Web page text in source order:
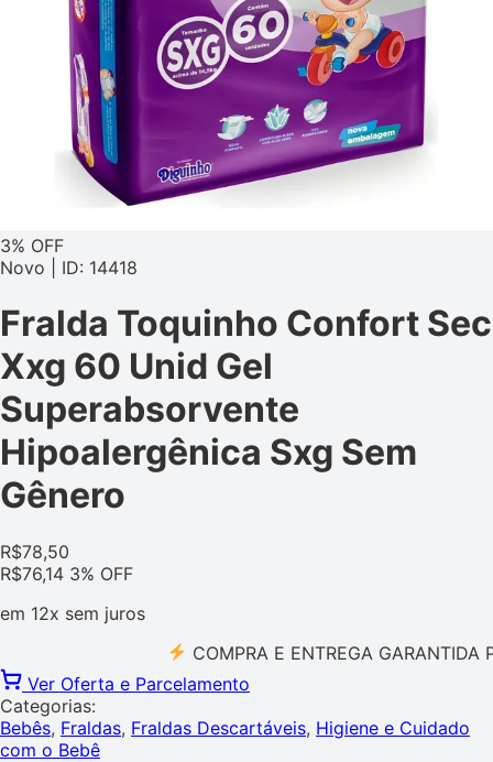
3% OFF
Novo | ID: 14418
Fralda Toquinho Confort Sec
Xxg 60 Unid Gel
Superabsorvente
Hipoalergênica Sxg Sem
Gênero
R$78,50
R$76,14 3% OFF
em 12x sem juros
COMPRA E ENTREGA GARANTIDA PELO
Ver Oferta e Parcelamento
Categorias:
Bebês, Fraldas, Fraldas Descartáveis, Higiene e Cuidado
com o Bebê